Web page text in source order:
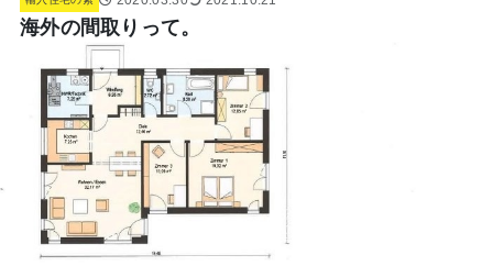
海外の間取りって。